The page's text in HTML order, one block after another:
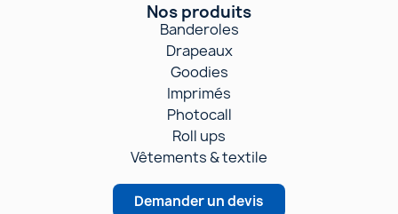
Nos produits
Banderoles
Drapeaux
Goodies
Imprimés
Photocall
Roll ups
Vêtements & textile
Demander un devis